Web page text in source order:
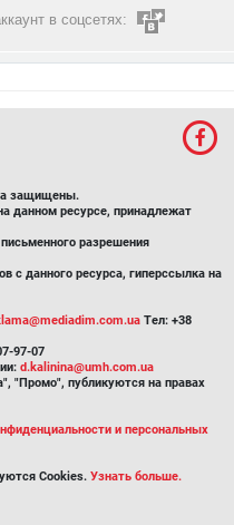
в соцсетях:
защищены.
данном ресурсе, принадлежат
разрешения
с данного ресурса, гиперссылка на
Тел: +38
97-07
d.kalinina@umh.com.ua
"Промо", публикуются на правах
и персональных
Cookies. Узнать больше.